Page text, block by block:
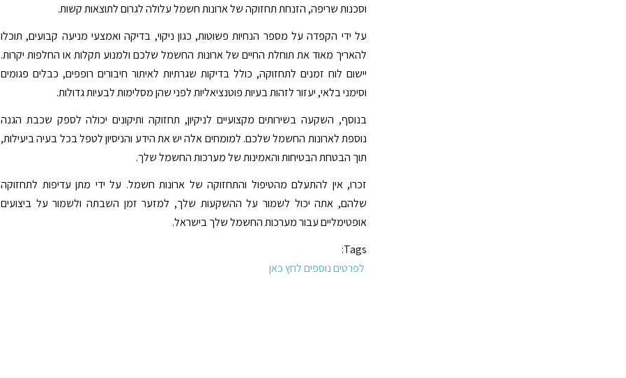
וסכנות שריפה, הזנחת תחזוקה של ארונות חשמל עלולה לגרום לתוצאות קשות.
על ידי הקפדה על מספר הנחיות פשוטות, כגון ניקוי, בדיקה ואמצעי מניעה קבועים, תוכלו
להאריך מאוד את תוחלת החיים של ארונות החשמל שלכם ולמנוע תקלות או החלפות יקרות.
יישום לוח זמנים לתחזוקה, כולל בדיקות שגרתיות לאיתור חיבורים רופפים, כבלים פגומים
וסימני בלאי, יעזור לזהות בעיות פוטנציאליות לפני שהן מסלימות לבעיות גדולות.
בנוסף, השקעה בשירותים מקצועיים לניקיון, תחזוקה ותיקונים יכולה לספק שכבת הגנה
נוספת לארונות החשמל שלכם. למומחים אלה יש את הידע והניסיון לטפל בכל בעיה ביעילות,
תוך הבטחת הבטיחות והאמינות של מערכות החשמל שלך.
זכרו, אין להתעלם מהטיפול והתחזוקה של ארונות חשמל. על ידי מתן עדיפות לתחזוקה
שלהם, אתה יכול לשמור על ההשקעות שלך, למזער זמן השבתה ולשמור על ביצועים
אופטימליים עבור מערכות החשמל שלך בישראל.
Tags:
לפרטים נוספים לחץ כאן